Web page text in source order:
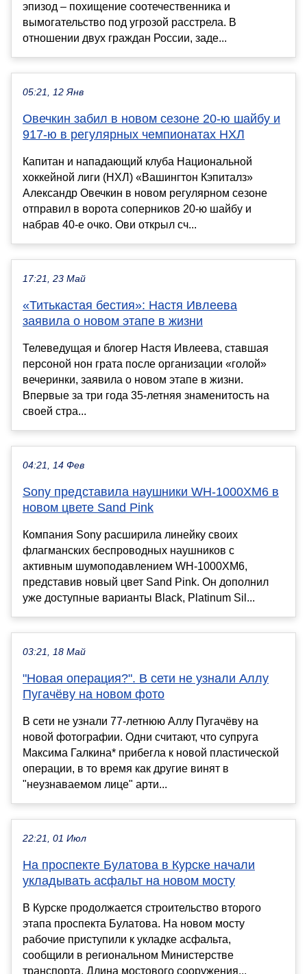
эпизод – похищение соотечественника и
вымогательство под угрозой расстрела. В
отношении двух граждан России, заде...
05:21, 12 Янв
Овечкин забил в новом сезоне 20-ю шайбу и
917-ю в регулярных чемпионатах НХЛ
Капитан и нападающий клуба Национальной
хоккейной лиги (НХЛ) «Вашингтон Кэпиталз»
Александр Овечкин в новом регулярном сезоне
отправил в ворота соперников 20-ю шайбу и
набрав 40-е очко. Ови открыл сч...
17:21, 23 Май
«Титькастая бестия»: Настя Ивлеева
заявила о новом этапе в жизни
Телеведущая и блогер Настя Ивлеева, ставшая
персоной нон грата после организации «голой»
вечеринки, заявила о новом этапе в жизни.
Впервые за три года 35-летняя знаменитость на
своей стра...
04:21, 14 Фев
Sony представила наушники WH-1000XM6 в
новом цвете Sand Pink
Компания Sony расширила линейку своих
флагманских беспроводных наушников с
активным шумоподавлением WH-1000XM6,
представив новый цвет Sand Pink. Он дополнил
уже доступные варианты Black, Platinum Sil...
03:21, 18 Май
"Новая операция?". В сети не узнали Аллу
Пугачёву на новом фото
В сети не узнали 77-летнюю Аллу Пугачёву на
новой фотографии. Одни считают, что супруга
Максима Галкина* прибегла к новой пластической
операции, в то время как другие винят в
"неузнаваемом лице" арти...
22:21, 01 Июл
На проспекте Булатова в Курске начали
укладывать асфальт на новом мосту
В Курске продолжается строительство второго
этапа проспекта Булатова. На новом мосту
рабочие приступили к укладке асфальта,
сообщили в региональном Министерстве
транспорта. Длина мостового сооружения...